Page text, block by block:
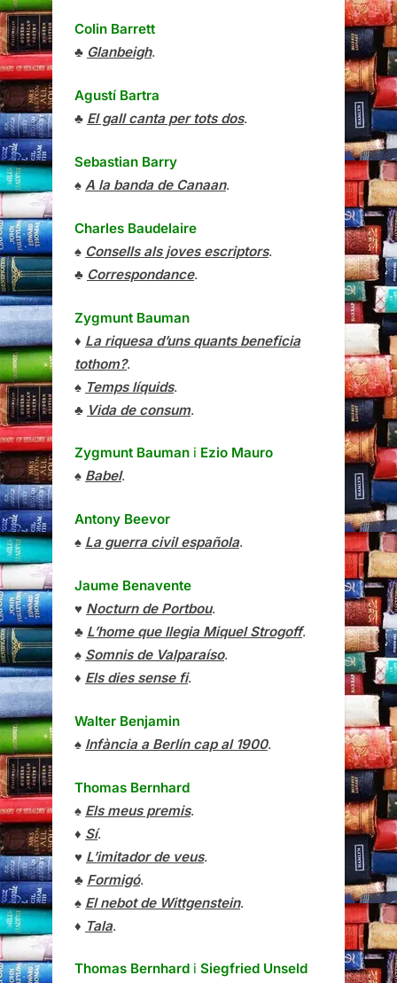
Colin Barrett
♣ Glanbeigh.
Agustí Bartra
♣ El gall canta per tots dos.
Sebastian Barry
♠ A la banda de Canaan.
Charles Baudelaire
♠ Consells als joves escriptors.
♣ Correspondance.
Zygmunt Bauman
♦ La riquesa d’uns quants beneficia
tothom?.
♠ Temps líquids.
♣ Vida de consum.
Zygmunt Bauman i Ezio Mauro
♠ Babel.
Antony Beevor
♠ La guerra civil española.
Jaume Benavente
♥ Nocturn de Portbou.
♣ L’home que llegia Miquel Strogoff.
♠ Somnis de Valparaíso.
♦ Els dies sense fi.
Walter Benjamin
♠ Infància a Berlín cap al 1900.
Thomas Bernhard
♠ Els meus premis.
♦ Sí.
♥ L’imitador de veus.
♣ Formigó.
♠ El nebot de Wittgenstein.
♦ Tala.
Thomas Bernhard i Siegfried Unseld